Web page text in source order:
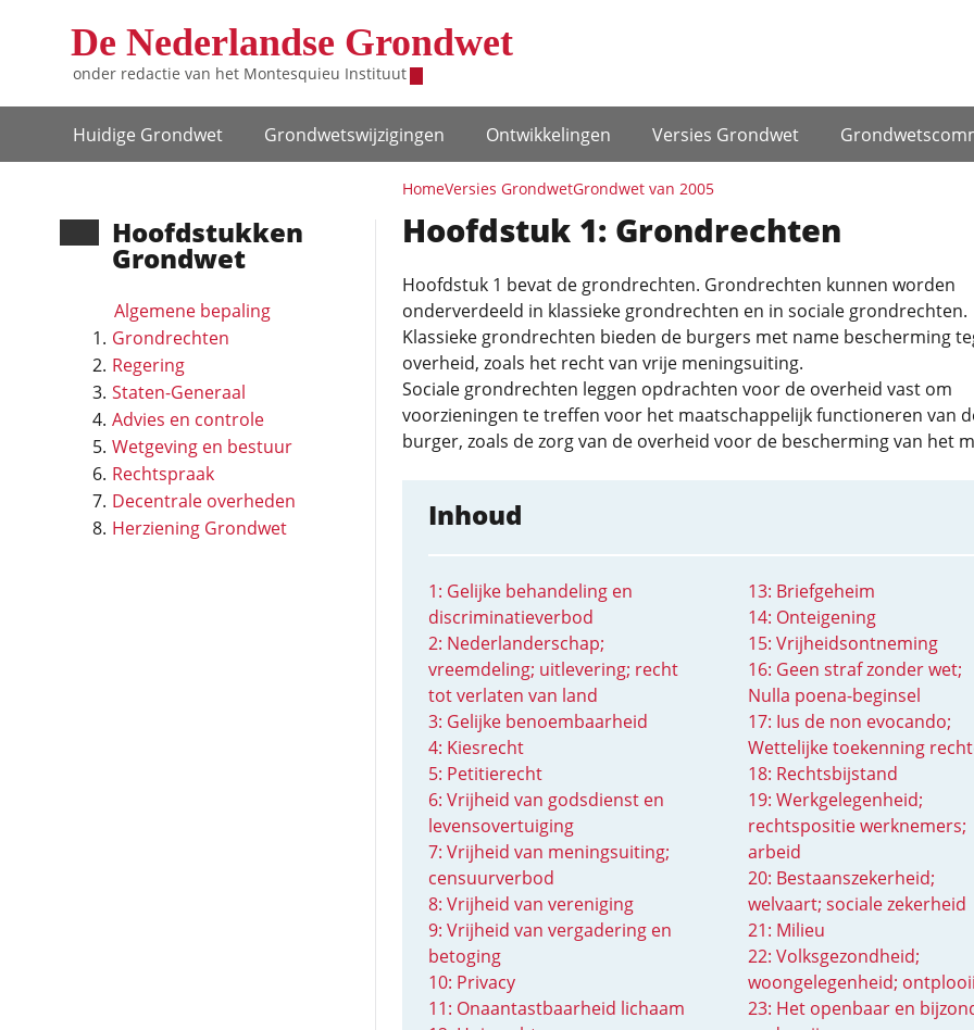
De Nederlandse Grondwet
onder redactie van het Montesquieu Instituut
Hoofdnavigatie
Huidige Grondwet Grondwets­wijzigingen Ontwikke­lingen Versies Grondwet
HomeVersies GrondwetGrondwet van 2005
Hoofd­stukken
Grondwet
Algemene bepaling
Grondrechten
Regering
Staten-Generaal
Advies en controle
Wetgeving en bestuur
Rechtspraak
Decentrale overheden
Herziening Grondwet
Hoofdstuk 1: Grondrechten
Hoofdstuk 1 bevat de grondrechten. Grondrechten kunnen worden
onderverdeeld in klassieke grondrechten en in sociale grondrechten.
Klassieke grondrechten bieden de burgers met name bescherming
overheid, zoals het recht van vrije meningsuiting.
Sociale grondrechten leggen opdrachten voor de overheid vast om
voorzieningen te treffen voor het maatschappelijk functioneren van
burger, zoals de zorg van de overheid voor de bescherming van het
Inhoud
1: Gelijke behandeling en
discriminatieverbod
2: Nederlanderschap;
vreemdeling; uitlevering; recht
tot verlaten van land
3: Gelijke benoembaarheid
4: Kiesrecht
5: Petitierecht
6: Vrijheid van godsdienst en
levensovertuiging
7: Vrijheid van meningsuiting;
censuurverbod
8: Vrijheid van vereniging
9: Vrijheid van vergadering en
betoging
10: Privacy
11: Onaantastbaarheid lichaam
13: Briefgeheim
14: Onteigening
15: Vrijheidsontneming
16: Geen straf zonder wet;
Nulla poena-beginsel
17: Ius de non evocando;
Wettelijke toekenning
18: Rechtsbijstand
19: Werkgelegenheid;
rechtspositie werknemers;
arbeid
20: Bestaanszekerheid;
welvaart; sociale zekerheid
21: Milieu
22: Volksgezondheid;
woongelegenheid;
23: Het openbaar en